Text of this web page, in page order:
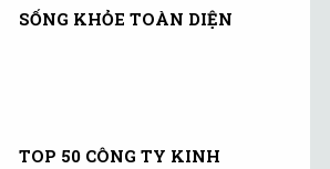
SỐNG KHỎE TOÀN DIỆN
TOP 50 CÔNG TY KINH